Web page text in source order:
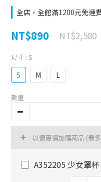
全店，全館滿1200元免運
NT$890 NT$2,580
尺寸 : S
S M L
數量
以優惠價加購商品 (最
A352205 少女罩杯